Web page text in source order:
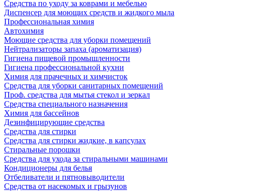
Средства по уходу за коврами и мебелью
Диспенсер для моющих средств и жидкого мыла
Профессиональная химия
Автохимия
Моющие средства для уборки помещений
Нейтрализаторы запаха (ароматизация)
Гигиена пищевой промышленности
Гигиена профессиональной кухни
Химия для прачечных и химчисток
Средства для уборки санитарных помещений
Проф. средства для мытья стекол и зеркал
Средства специального назначения
Химия для бассейнов
Дезинфицирующие средства
Средства для стирки
Средства для стирки жидкие, в капсулах
Стиральные порошки
Средства для ухода за стиральными машинами
Кондиционеры для белья
Отбеливатели и пятновыводители
Средства от насекомых и грызунов